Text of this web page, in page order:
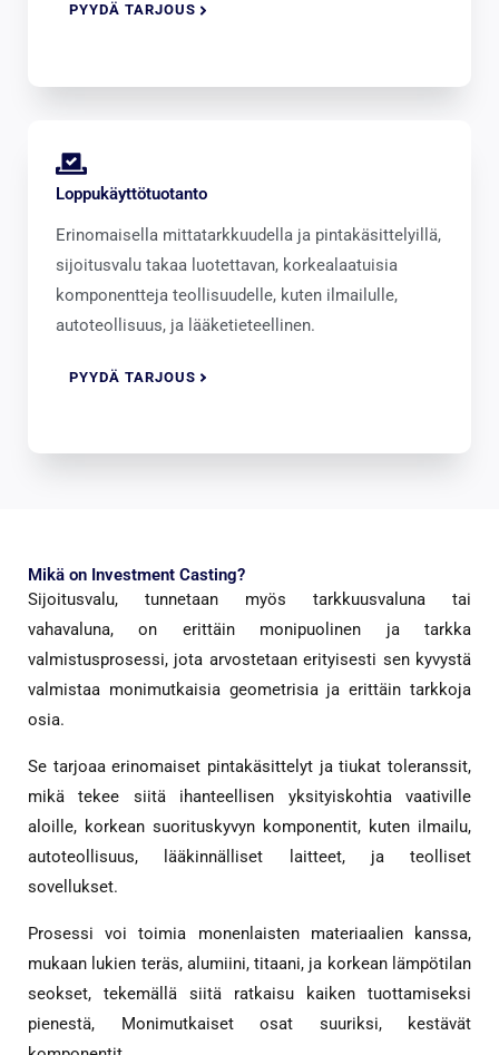
PYYDÄ TARJOUS
Loppukäyttötuotanto
Erinomaisella mittatarkkuudella ja pintakäsittelyillä,
sijoitusvalu takaa luotettavan, korkealaatuisia
komponentteja teollisuudelle, kuten ilmailulle,
autoteollisuus, ja lääketieteellinen.
PYYDÄ TARJOUS
Mikä on Investment Casting?
Sijoitusvalu, tunnetaan myös tarkkuusvaluna tai
vahavaluna, on erittäin monipuolinen ja tarkka
valmistusprosessi, jota arvostetaan erityisesti sen kyvystä
valmistaa monimutkaisia ​​geometrisia ja erittäin tarkkoja
osia.
Se tarjoaa erinomaiset pintakäsittelyt ja tiukat toleranssit,
mikä tekee siitä ihanteellisen yksityiskohtia vaativille
aloille, korkean suorituskyvyn komponentit, kuten ilmailu,
autoteollisuus, lääkinnälliset laitteet, ja teolliset
sovellukset.
Prosessi voi toimia monenlaisten materiaalien kanssa,
mukaan lukien teräs, alumiini, titaani, ja korkean lämpötilan
seokset, tekemällä siitä ratkaisu kaiken tuottamiseksi
pienestä, Monimutkaiset osat suuriksi, kestävät